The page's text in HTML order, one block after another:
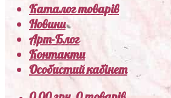
Каталог товарів
Новини
Арт-Блог
Контакти
Особистий кабінет